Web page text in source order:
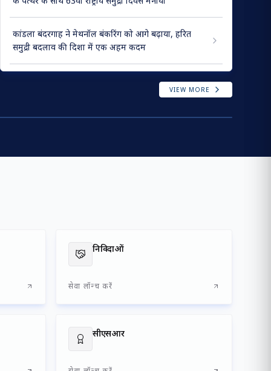
कांडला बंदरगाह ने मेथनॉल बंकरिंग को आगे बढ़ाया, हरित
समुद्री बदलाव की दिशा में एक अहम कदम
KICT से शहर वापसी वाले कंटेनरों की सूची
जाने वाले)
VIEW MORE
निविदाओं
सेवा लॉन्च करें
सीएसआर